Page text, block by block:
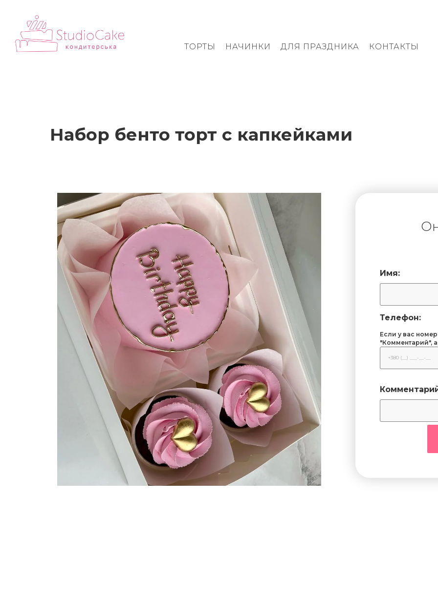
ТОРТЫ НАЧИНКИ ДЛЯ ПРАЗДНИКА КОНТАКТЫ
Набор бенто торт с капкейками
Имя:
Телефон:
Если у вас
"Комментарий",